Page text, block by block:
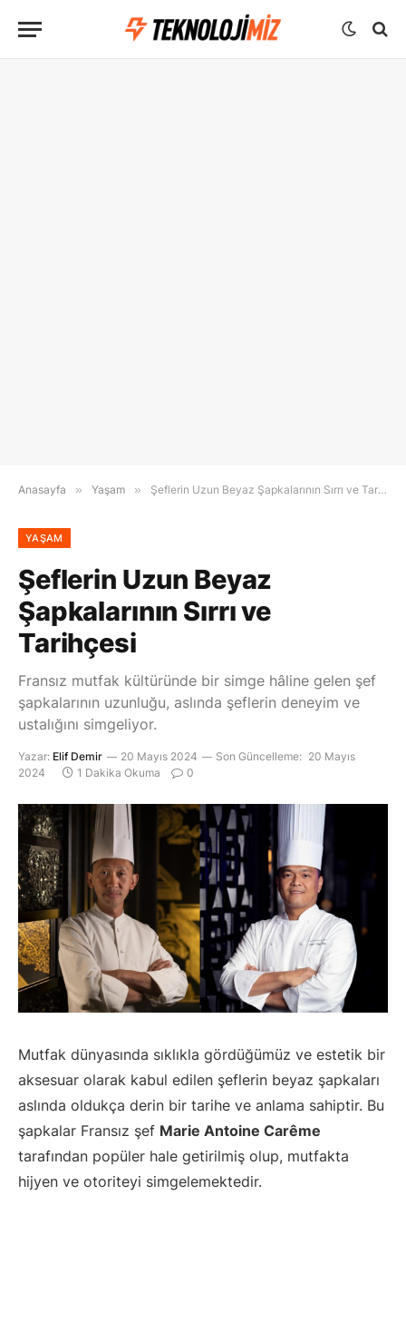
Anasayfa » Yaşam » Şeflerin Uzun Beyaz Şapkalarının Sırrı ve Tarihçesi
YAŞAM
Şeflerin Uzun Beyaz
Şapkalarının Sırrı ve
Tarihçesi
Fransız mutfak kültüründe bir simge hâline gelen şef
şapkalarının uzunluğu, aslında şeflerin deneyim ve
ustalığını simgeliyor.
Yazar: Elif Demir 20 Mayıs 2024 Son Güncelleme: 20 Mayıs
2024
1 Dakika Okuma 0
Mutfak dünyasında sıklıkla gördüğümüz ve estetik bir
aksesuar olarak kabul edilen şeflerin beyaz şapkaları
aslında oldukça derin bir tarihe ve anlama sahiptir. Bu
şapkalar Fransız şef Marie Antoine Carême
tarafından popüler hale getirilmiş olup, mutfakta
hijyen ve otoriteyi simgelemektedir.